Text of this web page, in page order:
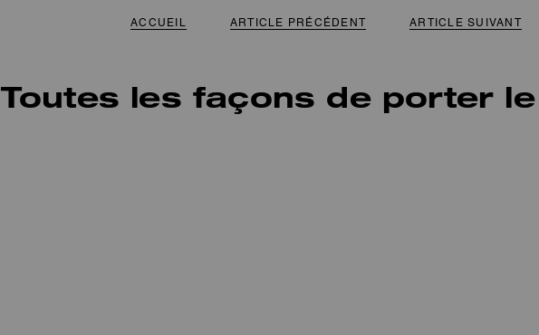
ACCUEIL ARTICLE PRÉCÉDENT ARTICLE SUIVANT
Toutes les façons de porter le